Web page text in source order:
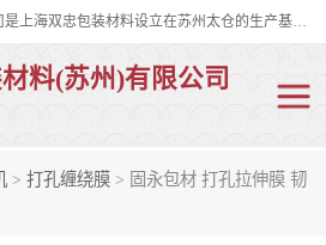
双忠包装材料（苏州）有限公司是上海双忠包装材料设立在苏州太仓的生产基地，占地约2万平米，产品主要有打孔缠绕膜，拉伸蜂窝纸，集装箱充气袋，滑托板，打包带，裹包网兜，防滑纸等箱体和托盘的运输和保护性包材。固永包材®，GooYon Pack®，是我们保护性包装材料的专属品牌。
料(苏州)有限公司
> 打孔缠绕膜 > 固永包材 打孔拉伸膜 韧